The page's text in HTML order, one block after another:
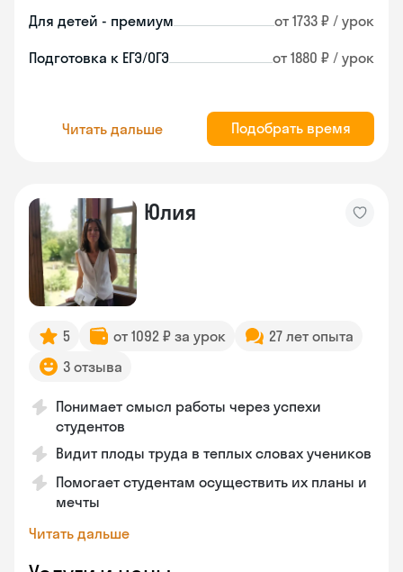
Для детей - премиум от 1733 ₽ / урок
Подготовка к ЕГЭ/ОГЭ от 1880 ₽ / урок
Читать дальше Подобрать время
Юлия
5 от 1092 ₽ за урок
27 лет опыта
3 отзыва
Понимает смысл работы через успехи
студентов
Видит плоды труда в теплых словах учеников
Помогает студентам осуществить их планы и
мечты
Читать дальше